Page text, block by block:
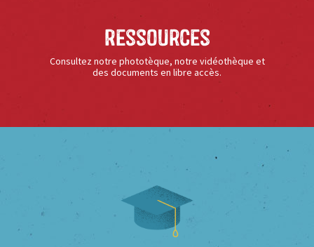
Ressources
Consultez notre phototèque, notre vidéothèque et
des documents en libre accès.